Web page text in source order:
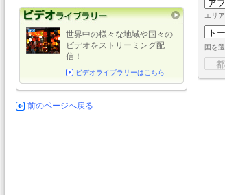
エリ
国を
世界中の様々な地域や国々の
ビデオをストリーミング配
信！
ビデオライブラリーはこちら
前のページへ戻る